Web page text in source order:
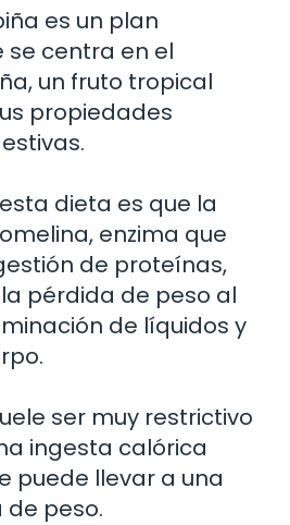
es un plan
se centra en el
un fruto tropical
propiedades
dieta es que la
enzima que
de proteínas,
pérdida de peso al
de líquidos y
ser muy restrictivo
ingesta calórica
puede llevar a una
peso.